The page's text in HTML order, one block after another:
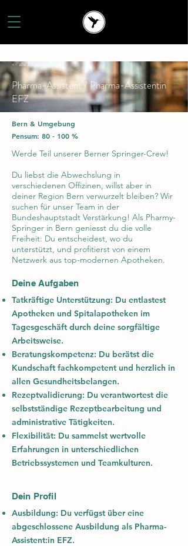
<< alle Jobs
Pharma-Assistent / Pharma-Assistentin
EFZ
Bern & Umgebung
Pensum: 80 - 100 %
Werde Teil unserer Berner Springer-Crew!
Du liebst die Abwechslung in
verschiedenen Offizinen, willst aber in
deiner Region Bern verwurzelt bleiben? Wir
suchen für unser Team in der
Bundeshauptstadt Verstärkung! Als Pharmy-
Springer in Bern geniesst du die volle
Freiheit: Du entscheidest, wo du
unterstützt, und profitierst von einem
Netzwerk aus top-modernen Apotheken.
Deine Aufgaben
Tatkräftige Unterstützung: Du entlastest
Apotheken und Spitalapotheken im
Tagesgeschäft durch deine sorgfältige
Arbeitsweise.
Beratungskompetenz: Du berätst die
Kundschaft fachkompetent und herzlich in
allen Gesundheitsbelangen.
Rezeptvalidierung: Du verantwortest die
selbstständige Rezeptbearbeitung und
administrative Tätigkeiten.
Flexibilität: Du sammelst wertvolle
Erfahrungen in unterschiedlichen
Betriebssystemen und Teamkulturen.
Dein Profil
Ausbildung: Du verfügst über eine
abgeschlossene Ausbildung als Pharma-
Assistent:in EFZ.